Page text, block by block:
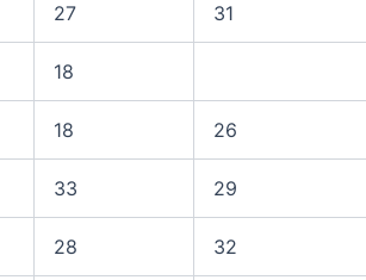
27 31
18
18 26
33 29
28 32